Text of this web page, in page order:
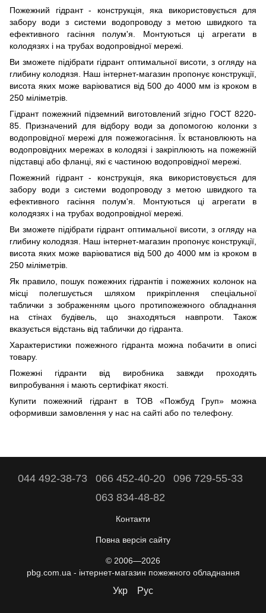
Пожежний гідрант - конструкція, яка використовується для
забору води з системи водопроводу з метою швидкого та
ефективного гасіння полум'я. Монтуються ці агрегати в
колодязях і на трубах водопровідної мережі.
Ви зможете підібрати гідрант оптимальної висоти, з огляду на
глибину колодязя. Наш інтернет-магазин пропонує конструкції,
висота яких може варіюватися від 500 до 4000 мм із кроком в
250 міліметрів
Гідрант пожежний підземний виготовлений згідно ГОСТ 8220-
85. Призначений для відбору води за допомогою колонки з
водопровідної мережі для пожежогасіння. Їх встановлюють на
водопровідних мережах в колодязі і закріплюють на пожежній
підставці або фланці, які є частиною водопровідної мережі.
Пожежний гідрант - конструкція, яка використовується для
забору води з системи водопроводу з метою швидкого та
ефективного гасіння полум'я. Монтуються ці агрегати в
колодязях і на трубах водопровідної мережі.
Ви зможете підібрати гідрант оптимальної висоти, з огляду на
глибину колодязя. Наш інтернет-магазин пропонує конструкції,
висота яких може варіюватися від 500 до 4000 мм із кроком в
250 міліметрів
Як правило, пошук пожежних гідрантів і пожежних колонок на
місці полегшується шляхом прикріплення спеціальної
таблички з зображенням цього протипожежного обладнання
на стінах будівель, що знаходяться навпроти. Також
вказується відстань від таблички до гідранта.
Характеристики пожежного гідранта можна побачити в описі
товару.
Пожежні гідранти від виробника завжди проходять
випробування і мають сертифікат якості.
Купити пожежний гідрант в ТОВ «Пожбуд Груп» можна
оформивши замовлення у нас на сайті або по телефону.
044 492-38-73 066 452-40-20
096 729-55-33
063 834-48-82
Контакти
Повна версія сайту
© 2006—2026
pbg.com.ua - інтернет-магазин пожежного обладнання
Укр Рус